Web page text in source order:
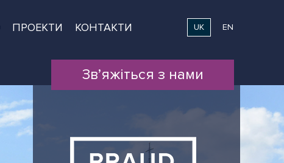
UK EN
ПРОЕКТИ КОНТАКТИ
Зв’яжіться з нами